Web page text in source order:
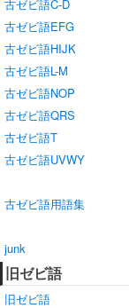
古ゼビ語C-D
古ゼビ語EFG
古ゼビ語HIJK
古ゼビ語L-M
古ゼビ語NOP
古ゼビ語QRS
古ゼビ語T
古ゼビ語UVWY
古ゼビ語用語集
junk
旧ゼビ語
旧ゼビ語